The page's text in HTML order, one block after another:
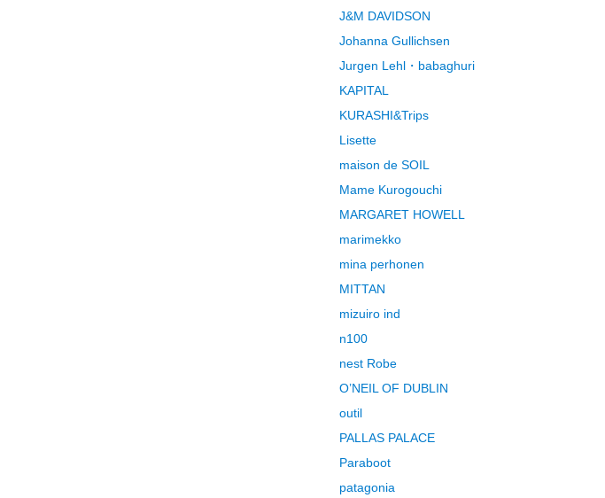
J&M DAVIDSON
Johanna Gullichsen
Jurgen Lehl・babaghuri
KAPITAL
KURASHI&Trips
Lisette
maison de SOIL
Mame Kurogouchi
MARGARET HOWELL
marimekko
mina perhonen
MITTAN
mizuiro ind
n100
nest Robe
O’NEIL OF DUBLIN
outil
PALLAS PALACE
Paraboot
patagonia